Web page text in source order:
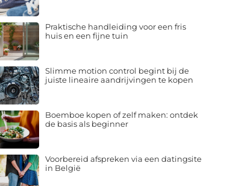
Praktische handleiding voor een fris
huis en een fijne tuin
Slimme motion control begint bij de
juiste lineaire aandrijvingen te kopen
Boemboe kopen of zelf maken: ontdek
de basis als beginner
Voorbereid afspreken via een datingsite
in België